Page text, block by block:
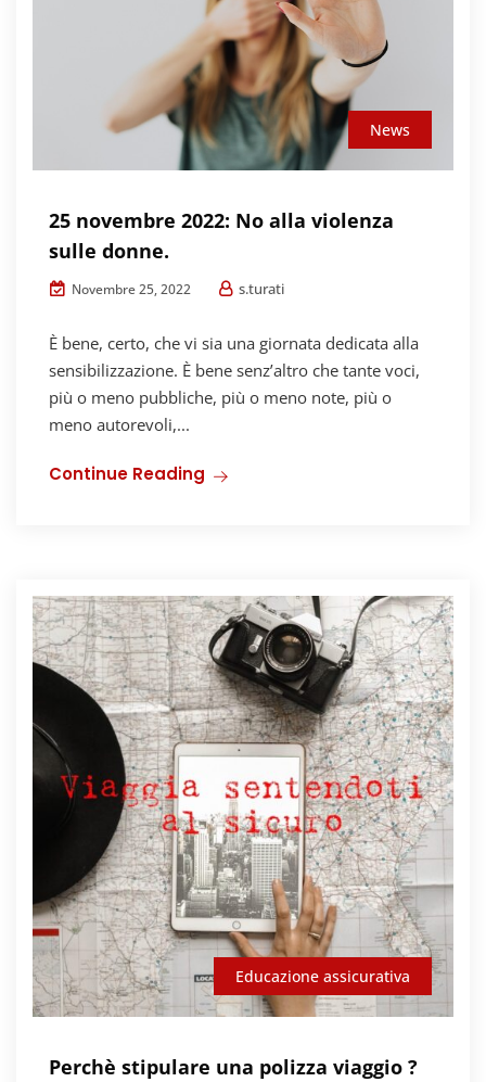
News
25 novembre 2022: No alla violenza
sulle donne.
Novembre 25, 2022 s.turati
È bene, certo, che vi sia una giornata dedicata alla
sensibilizzazione. È bene senz’altro che tante voci,
più o meno pubbliche, più o meno note, più o
meno autorevoli,...
Continue Reading
Educazione assicurativa
Perchè stipulare una polizza viaggio ?